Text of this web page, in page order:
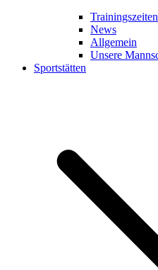
News
Allgemein
Unsere
Sportstätten